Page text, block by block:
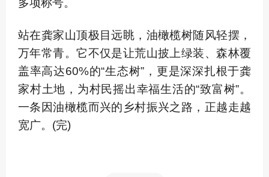
多项称号。
站在龚家山顶极目远眺，油橄榄树随风轻摆，
万年常青。它不仅是让荒山披上绿装、森林覆
盖率高达60%的“生态树”，更是深深扎根于龚
家村土地，为村民摇出幸福生活的“致富树”。
一条因油橄榄而兴的乡村振兴之路，正越走越
宽广。(完)